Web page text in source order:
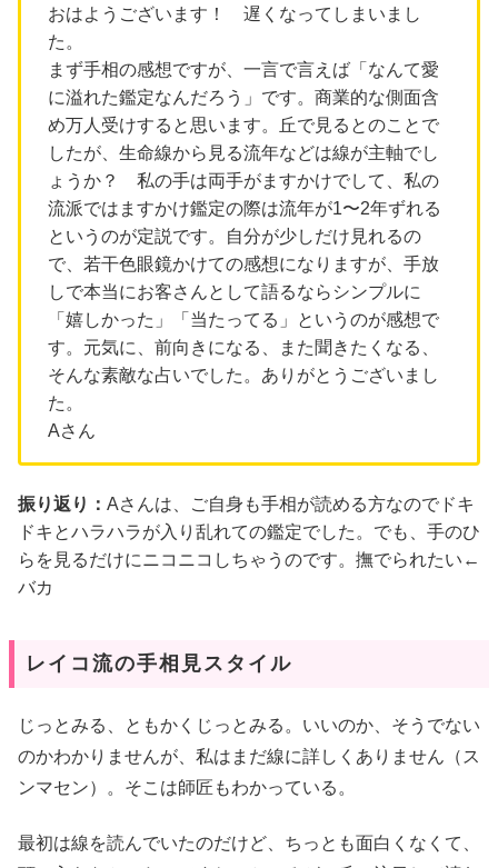
おはようございます！ 遅くなってしまいまし
た。
まず手相の感想ですが、一言で言えば「なんて愛
に溢れた鑑定なんだろう」です。商業的な側面含
め万人受けすると思います。丘で見るとのことで
したが、生命線から見る流年などは線が主軸でし
ょうか？ 私の手は両手がますかけでして、私の
流派ではますかけ鑑定の際は流年が1〜2年ずれる
というのが定説です。自分が少しだけ見れるの
で、若干色眼鏡かけての感想になりますが、手放
しで本当にお客さんとして語るならシンプルに
「嬉しかった」「当たってる」というのが感想で
す。元気に、前向きになる、また聞きたくなる、
そんな素敵な占いでした。ありがとうございまし
た。
Aさん
振り返り： Aさんは、ご自身も手相が読める方なのでドキ
ドキとハラハラが入り乱れての鑑定でした。でも、手のひ
らを見るだけにニコニコしちゃうのです。撫でられたい←
バカ
レイコ流の手相見スタイル
じっとみる、ともかくじっとみる。いいのか、そうでない
のかわかりませんが、私はまだ線に詳しくありません（ス
ンマセン）。そこは師匠もわかっている。
最初は線を読んでいたのだけど、ちっとも面白くなくて、